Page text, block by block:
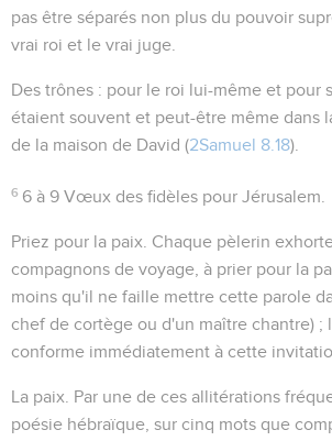
pas être séparés non plus du pouvoir
vrai roi et le vrai juge.
Des trônes : pour le roi lui-même et pour
étaient souvent et peut-être même dans
de la maison de David (2Samuel 8.18).
6 6 à 9 Vœux des fidèles pour Jérusalem.
Priez pour la paix . Chaque pèlerin
compagnons de voyage, à prier pour la
moins qu'il ne faille mettre cette parole
chef de cortège ou d'un maître chantre) ;
conforme immédiatement à cette
La paix . Par une de ces allitérations
poésie hébraïque, sur cinq mots que